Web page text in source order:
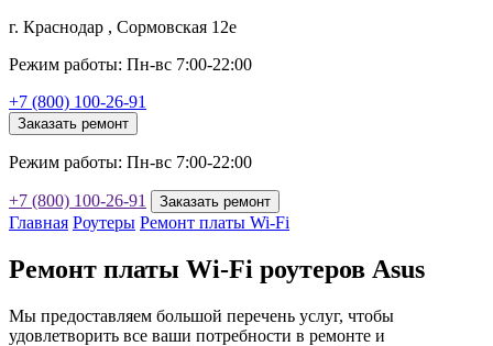
г. Краснодар , Сормовская 12е
Режим работы: Пн-вс 7:00-22:00
+7 (800) 100-26-91
Заказать ремонт
Режим работы: Пн-вс 7:00-22:00
+7 (800) 100-26-91 Заказать ремонт
Главная Роутеры Ремонт платы Wi-Fi
Ремонт платы Wi-Fi роутеров Asus
Мы предоставляем большой перечень услуг, чтобы
удовлетворить все ваши потребности в ремонте и